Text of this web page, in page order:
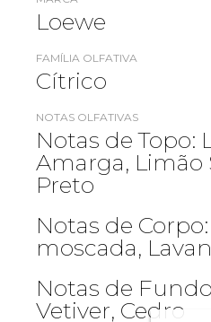
Loewe
FAMÍLIA OLFATIVA
Cítrico
NOTAS OLFATIVAS
Notas de Topo:
Amarga, Limão
Preto
Notas de
moscada,
Notas de
Vetiver, Cedro